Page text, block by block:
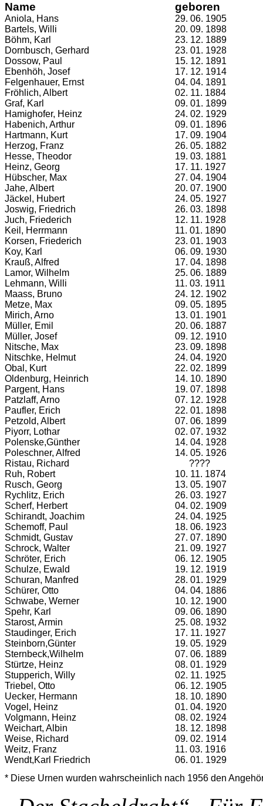
Name geboren
Aniola, Hans
29. 06. 1905
Bartels, Willi
20. 09. 1898
Böhm, Karl
23. 12. 1889
Dornbusch, Gerhard
23. 01. 1928
Dossow, Paul
15. 12. 1891
Ebenhöh, Josef
17. 12. 1914
Felgenhauer, Ernst
04. 04. 1891
Fröhlich, Albert
02. 11. 1884
Graf, Karl
09. 01. 1899
Hamighofer, Heinz
24. 02. 1929
Habenich, Arthur
09. 01. 1896
Hartmann, Kurt
17. 09. 1904
Herzog, Franz
26. 05. 1882
Hesse, Theodor
19. 03. 1881
Heinz, Georg
17. 11. 1927
Hübscher, Max
27. 04. 1904
Jahe, Albert
20. 07. 1900
Jäckel, Hubert
24. 05. 1927
Joswig, Friedrich
26. 03. 1898
Juch, Friederich
12. 11. 1928
Keil, Herrmann
11. 01. 1890
Korsen, Friederich
23. 01. 1903
Koy, Karl
06. 09. 1930
Krauß, Alfred
17. 04. 1898
Lamor, Wilhelm
25. 06. 1889
Lehmann, Willi
11. 03. 1911
Maass, Bruno
24. 12. 1902
Metze, Max
09. 05. 1895
Mirich, Arno
13. 01. 1901
Müller, Emil
20. 06. 1887
Müller, Josef
09. 12. 1910
Nitsche, Max
23. 09. 1898
Nitschke, Helmut
24. 04. 1920
Obal, Kurt
22. 02. 1899
Oldenburg, Heinrich
14. 10. 1890
Pargent, Hans
19. 07. 1898
Patzlaff, Arno
07. 12. 1928
Paufler, Erich
22. 01. 1898
Petzold, Albert
07. 06. 1899
Piyorr, Lothar
02. 07. 1932
Polenske,Günther
14. 04. 1928
Poleschner, Alfred
14. 05. 1926
Ristau, Richard
????
Ruh, Robert
10. 11. 1874
Rusch, Georg
13. 05. 1907
Rychlitz, Erich
26. 03. 1927
Scherf, Herbert
04. 02. 1909
Schirandt, Joachim
24. 04. 1925
Schemoff, Paul
18. 06. 1923
Schmidt, Gustav
27. 07. 1890
Schrock, Walter
21. 09. 1927
Schröter, Erich
06. 12. 1905
Schulze, Ewald
19. 12. 1919
Schuran, Manfred
28. 01. 1929
Schürer, Otto
04. 04. 1886
Schwabe, Werner
10. 12. 1900
Spehr, Karl
09. 06. 1890
Starost, Armin
25. 08. 1932
Staudinger, Erich
17. 11. 1927
Steinborn,Günter
19. 05. 1929
Sternbeck,Wilhelm
07. 06. 1889
Stürtze, Heinz
08. 01. 1929
Stupperich, Willy
02. 11. 1925
Triebel, Otto
06. 12. 1905
Uecker, Hermann
18. 10. 1890
Vogel, Heinz
01. 04. 1920
Volgmann, Heinz
08. 02. 1924
Weichart, Albin
18. 12. 1898
Weise, Richard
09. 02. 1914
Weitz, Franz
11. 03. 1916
Wendt,Karl Friedrich
06. 01. 1929
* Diese Urnen wurden wahrscheinlich nach 1956 den